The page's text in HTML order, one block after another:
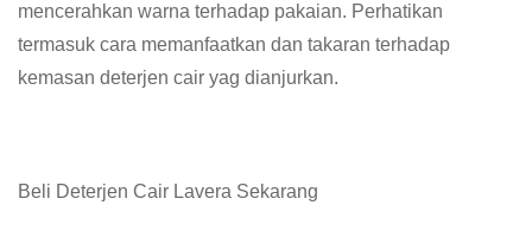
mencerahkan warna terhadap pakaian. Perhatikan
termasuk cara memanfaatkan dan takaran terhadap
kemasan deterjen cair yag dianjurkan.
Beli Deterjen Cair Lavera Sekarang